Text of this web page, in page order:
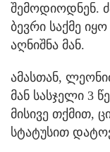
შემოდიოდნენ.
ბევრი საქმე
აღნიშნა მან.
ამასთან,
მან სასჯელი 3
მისივე თქმით,
სტატუსით